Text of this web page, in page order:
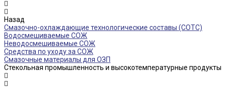
Назад
Смазочно-охлаждающие технологические составы (СОТС)
Водосмешиваемые СОЖ
Неводосмешиваемые СОЖ
Средства по уходу за СОЖ
Смазочные материалы для ОЗП
Стекольная промышленность и высокотемпературные продукты